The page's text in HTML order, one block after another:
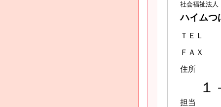
社会福祉法
ハイムつ
ＴＥＬ
ＦＡＸ
住所
１
担当